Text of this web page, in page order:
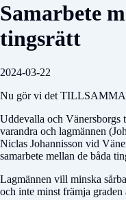
Samarbete
tingsrätt
2024-03-22
Nu gör vi det
Uddevalla och Vänersborgs
varandra och lagmännen
Niclas Johannisson vid
samarbete mellan de båda
Lagmännen vill minska
och inte minst främja graden